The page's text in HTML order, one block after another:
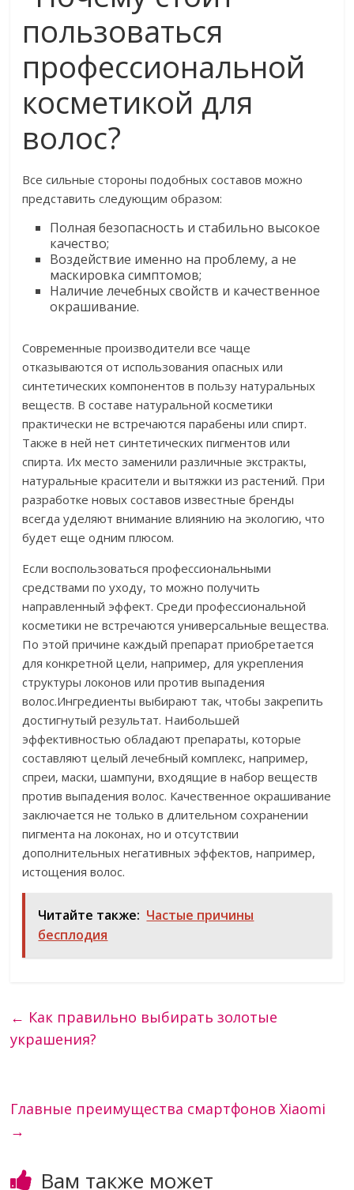
Все сильные стороны подобных составов можно
представить следующим образом:
Полная безопасность и стабильно высокое
качество;
Воздействие именно на проблему, а не
маскировка симптомов;
Наличие лечебных свойств и качественное
окрашивание.
Современные производители все чаще
отказываются от использования опасных или
синтетических компонентов в пользу натуральных
веществ. В составе натуральной косметики
практически не встречаются парабены или спирт.
Также в ней нет синтетических пигментов или
спирта. Их место заменили различные экстракты,
натуральные красители и вытяжки из растений. При
разработке новых составов известные бренды
всегда уделяют внимание влиянию на экологию, что
будет еще одним плюсом.
Если воспользоваться профессиональными
средствами по уходу, то можно получить
направленный эффект. Среди профессиональной
косметики не встречаются универсальные вещества.
По этой причине каждый препарат приобретается
для конкретной цели, например, для укрепления
структуры локонов или против выпадения
волос.Ингредиенты выбирают так, чтобы закрепить
достигнутый результат. Наибольшей
эффективностью обладают препараты, которые
составляют целый лечебный комплекс, например,
спреи, маски, шампуни, входящие в набор веществ
против выпадения волос. Качественное окрашивание
заключается не только в длительном сохранении
пигмента на локонах, но и отсутствии
дополнительных негативных эффектов, например,
истощения волос.
Читайте также: Частые причины
бесплодия
← Как правильно выбирать золотые
украшения?
Главные преимущества смартфонов Xiaomi
→
Вам также может